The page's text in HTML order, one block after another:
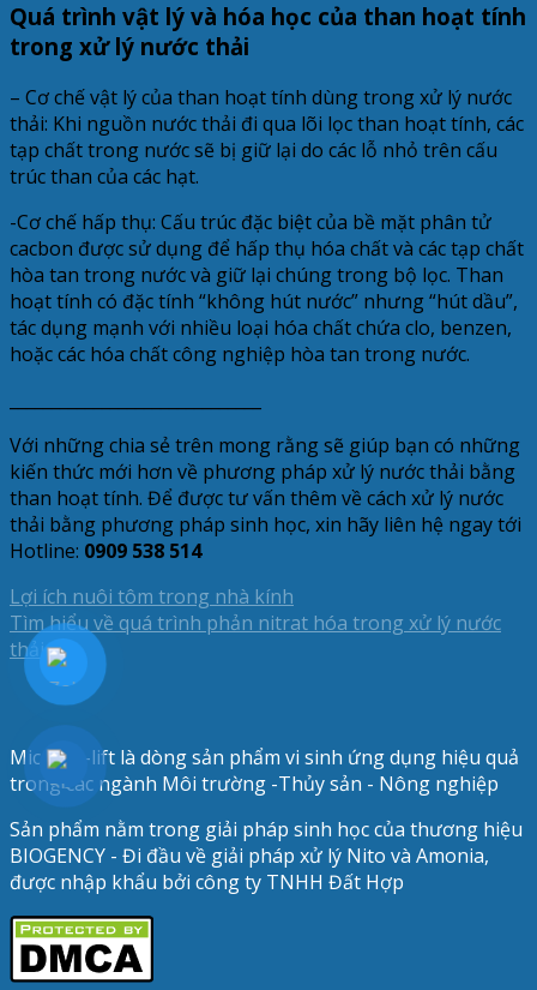
Quá trình vật lý và hóa học của than hoạt tính
trong xử lý nước thải
– Cơ chế vật lý của than hoạt tính dùng trong xử lý nước
thải: Khi nguồn nước thải đi qua lõi lọc than hoạt tính, các
tạp chất trong nước sẽ bị giữ lại do các lỗ nhỏ trên cấu
trúc than của các hạt.
-Cơ chế hấp thụ: Cấu trúc đặc biệt của bề mặt phân tử
cacbon được sử dụng để hấp thụ hóa chất và các tạp chất
hòa tan trong nước và giữ lại chúng trong bộ lọc. Than
hoạt tính có đặc tính “không hút nước” nhưng “hút dầu”,
tác dụng mạnh với nhiều loại hóa chất chứa clo, benzen,
hoặc các hóa chất công nghiệp hòa tan trong nước.
Với những chia sẻ trên mong rằng sẽ giúp bạn có những
kiến thức mới hơn về phương pháp xử lý nước thải bằng
than hoạt tính. Để được tư vấn thêm về cách xử lý nước
thải bằng phương pháp sinh học, xin hãy liên hệ ngay tới
Hotline: 0909 538 514
Lợi ích nuôi tôm trong nhà kính
Tìm hiểu về quá trình phản nitrat hóa trong xử lý nước
thải
Microbe-lift là dòng sản phẩm vi sinh ứng dụng hiệu quả
trong các ngành Môi trường -Thủy sản - Nông nghiệp
Sản phẩm nằm trong giải pháp sinh học của thương hiệu
BIOGENCY - Đi đầu về giải pháp xử lý Nito và Amonia,
được nhập khẩu bởi công ty TNHH Đất Hợp